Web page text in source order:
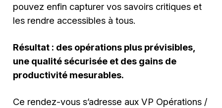
pouvez enfin capturer vos savoirs critiques et
les rendre accessibles à tous.
Résultat : des opérations plus prévisibles,
une qualité sécurisée et des gains de
productivité mesurables.
Ce rendez-vous s’adresse aux VP Opérations /